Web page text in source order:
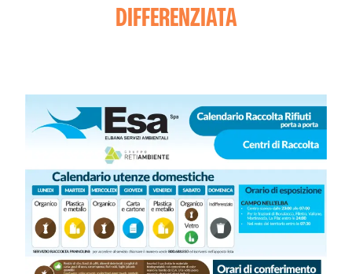
DIFFERENZIATA